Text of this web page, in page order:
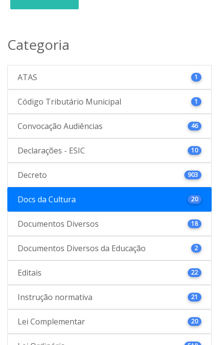
Categoria
ATAS 1
Código Tributário Municipal 1
Convocação Audiências 46
Declarações - ESIC 10
Decreto 903
Docs da Cultura 20
Documentos Diversos 18
Documentos Diversos da Educação 2
Editais 22
Instrução normativa 21
Lei Complementar 20